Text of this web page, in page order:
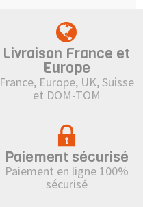
Livraison France et
Europe
France, Europe, UK, Suisse
et DOM-TOM
Paiement sécurisé
Paiement en ligne 100%
sécurisé